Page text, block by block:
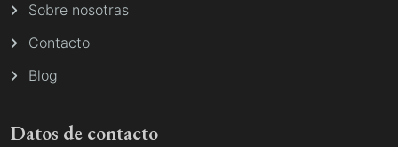
Sobre nosotras
Contacto
Blog
Datos de contacto